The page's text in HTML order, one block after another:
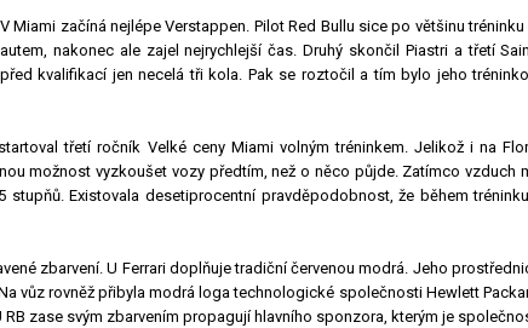
V Miami začíná nejlépe Verstappen. Pilot Red Bullu sice po většinu
autem, nakonec ale zajel nejrychlejší čas. Druhý skončil Piastri a třetí
před kvalifikací jen necelá tři kola. Pak se roztočil a tím bylo jeho
třetí ročník Velké ceny Miami volným tréninkem. Jelikož i na
možnost vyzkoušet vozy předtím, než o něco půjde. Zatímco vzduch
stupňů. Existovala desetiprocentní pravděpodobnost, že během
zbarvení. U Ferrari doplňuje tradiční červenou modrá. Jeho
vůz rovněž přibyla modrá loga technologické společnosti Hewlett
RB zase svým zbarvením propagují hlavního sponzora, kterým je